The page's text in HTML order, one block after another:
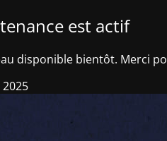
est actif
disponible bientôt. Merci